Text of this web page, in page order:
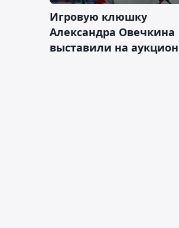
Игровую клюшку
Александра Овечкина
выставили на аукцион